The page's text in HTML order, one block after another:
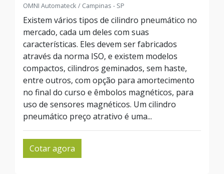
OMNI Automateck / Campinas - SP
Existem vários tipos de cilindro pneumático no
mercado, cada um deles com suas
características. Eles devem ser fabricados
através da norma ISO, e existem modelos
compactos, cilindros geminados, sem haste,
entre outros, com opção para amortecimento
no final do curso e êmbolos magnéticos, para
uso de sensores magnéticos. Um cilindro
pneumático preço atrativo é uma...
Cotar agora